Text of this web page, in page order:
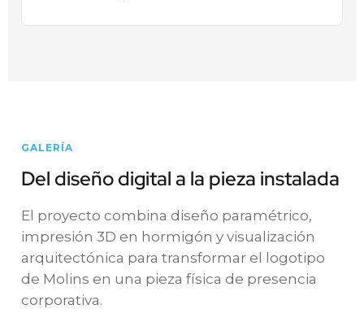
GALERÍA
Del diseño digital a la pieza instalada
El proyecto combina diseño paramétrico,
impresión 3D en hormigón y visualización
arquitectónica para transformar el logotipo
de Molins en una pieza física de presencia
corporativa.